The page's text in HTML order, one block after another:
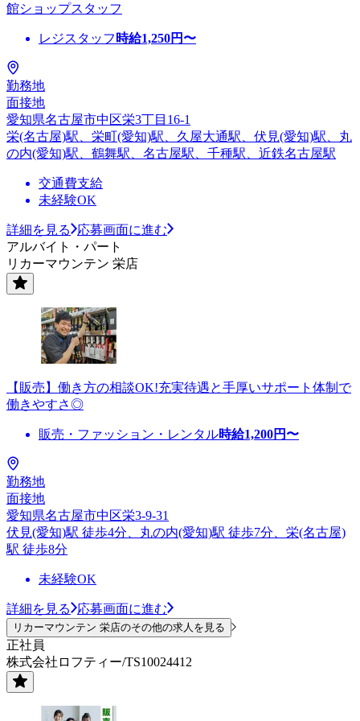
館ショップスタッフ
レジスタッフ 時給1,250円〜
勤務地
面接地
愛知県名古屋市中区栄3丁目16-1
栄(名古屋)駅、栄町(愛知)駅、久屋大通駅、伏見(愛知)駅、丸
の内(愛知)駅、鶴舞駅、名古屋駅、千種駅、近鉄名古屋駅
交通費支給
未経験OK
詳細を見る
応募画面に進む
アルバイト・パート
リカーマウンテン 栄店
【販売】働き方の相談OK!充実待遇と手厚いサポート体制で
働きやすさ◎
販売・ファッション・レンタル時給1,200円〜
勤務地
面接地
愛知県名古屋市中区栄3-9-31
伏見(愛知)駅 徒歩4分、丸の内(愛知)駅 徒歩7分、栄(名古屋)
駅 徒歩8分
未経験OK
詳細を見る 応募画面に進む
リカーマウンテン 栄店のその他の求人を見る
正社員
株式会社ロフティー/TS10024412